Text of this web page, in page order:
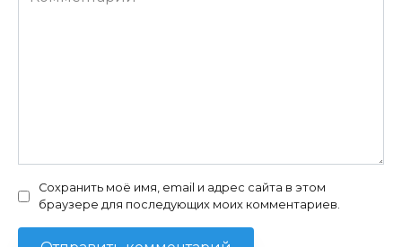
Сохранить моё имя, email и адрес сайта в этом
браузере для последующих моих комментариев.